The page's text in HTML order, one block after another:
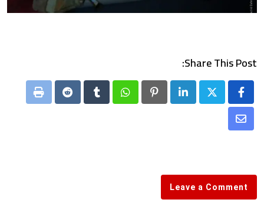
Share This Post:
LinkedIn
Pinterest
Whatsapp
Tumblr
Reddit
Print
Share
Leave a Comment